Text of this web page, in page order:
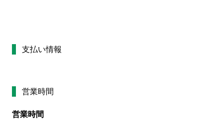
支払い情報
営業時間
営業時間